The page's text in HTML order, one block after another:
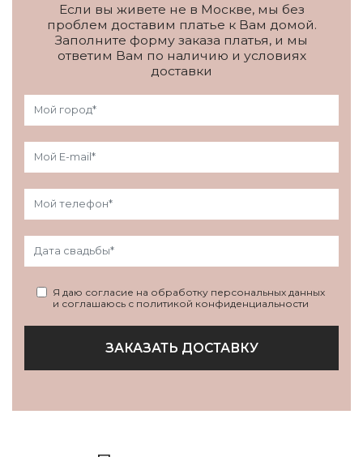
Если вы живете не в Москве, мы без
проблем доставим платье к Вам домой.
Заполните форму заказа платья, и мы
ответим Вам по наличию и условиях
доставки
Я даю согласие на обработку персональных данных
и соглашаюсь с политикой конфиденциальности
ЗАКАЗАТЬ ДОСТАВКУ